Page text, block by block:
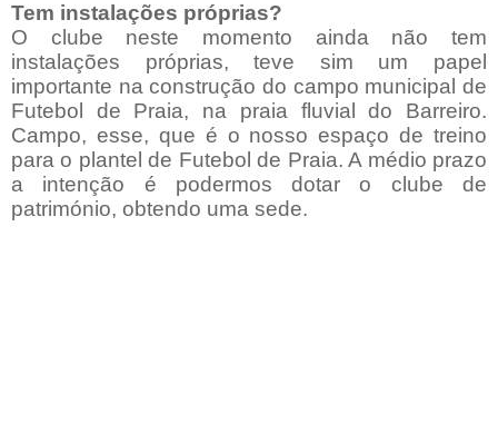
Tem instalações próprias?
O clube neste momento ainda não tem
instalações próprias, teve sim um papel
importante na construção do campo municipal de
Futebol de Praia, na praia fluvial do Barreiro.
Campo, esse, que é o nosso espaço de treino
para o plantel de Futebol de Praia. A médio prazo
a intenção é podermos dotar o clube de
património, obtendo uma sede.